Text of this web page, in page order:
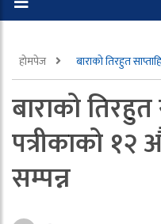
होमपेज बाराको तिरहुत
बाराको
पत्रीकाको १२
सम्पन्न